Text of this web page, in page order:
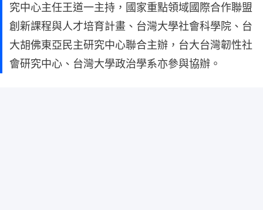
究中心主任王道一主持，國家重點領域國際合作聯盟
創新課程與人才培育計畫、台灣大學社會科學院、台
大胡佛東亞民主研究中心聯合主辦，台大台灣韌性社
會研究中心、台灣大學政治學系亦參與協辦。